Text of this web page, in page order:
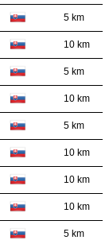
5 km
10 km
5 km
10 km
5 km
10 km
10 km
10 km
5 km